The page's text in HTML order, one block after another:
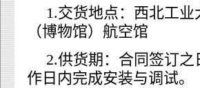
1.交货地点：西北工
（博物馆）航空馆
2.供货期：合同签订
作日内完成安装与调试。